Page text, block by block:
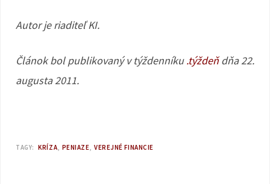
Autor je riaditeľ KI.
Článok bol publikovaný v týždenníku.týždeňdňa 22.
augusta 2011.
TAGY: KRÍZA PENIAZE VEREJNÉ FINANCIE